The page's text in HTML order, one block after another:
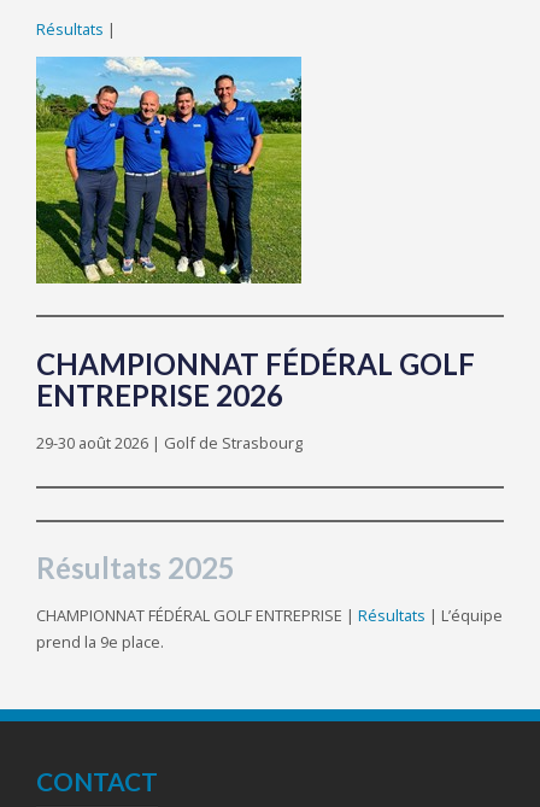
Résultats |
CHAMPIONNAT FÉDÉRAL GOLF
ENTREPRISE 2026
29-30 août 2026 | Golf de Strasbourg
Résultats 2025
CHAMPIONNAT FÉDÉRAL GOLF ENTREPRISE | Résultats | L’équipe
prend la 9e place.
CONTACT